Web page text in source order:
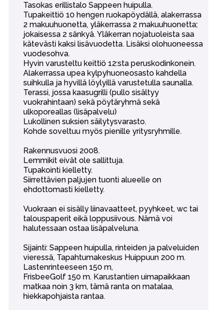
Tasokas erillistalo Sappeen huipulla.
Tupakeittiö 10 hengen ruokapöydällä, alakerrassa
2 makuuhuonetta, yläkerrassa 2 makuuhuonetta;
jokaisessa 2 sänkyä. Yläkerran nojatuoleista saa
kätevästi kaksi lisävuodetta. Lisäksi olohuoneessa
vuodesohva.
Hyvin varusteltu keittiö 12:sta peruskodinkonein.
Alakerrassa upea kylpyhuoneosasto kahdella
suihkulla ja hyvillä löylyillä varustetulla saunalla.
Terassi, jossa kaasugrilli (pullo sisältyy
vuokrahintaan) sekä pöytäryhmä sekä
ulkoporeallas (lisäpalvelu)
Lukollinen suksien säilytysvarasto.
Kohde soveltuu myös pienille yritysryhmille.
Rakennusvuosi 2008.
Lemmikit eivät ole sallittuja.
Tupakointi kielletty.
Siirrettävien paljujen tuonti alueelle on
ehdottomasti kielletty.
Vuokraan ei sisälly liinavaatteet, pyyhkeet, wc tai
talouspaperit eikä loppusiivous. Nämä voi
halutessaan ostaa lisäpalveluna.
Sijainti: Sappeen huipulla, rinteiden ja palveluiden
vieressä, Tapahtumakeskus Huippuun 200 m.
Lastenrinteeseen 150 m,
FrisbeeGolf 150 m. Karustantien uimapaikkaan
matkaa noin 3 km, tämä ranta on matalaa,
hiekkapohjaista rantaa.